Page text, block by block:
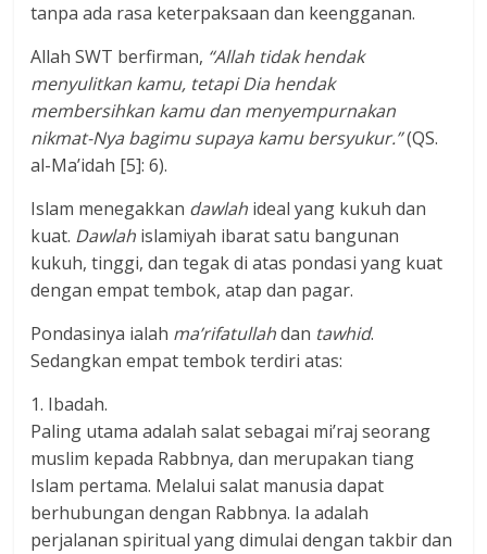
tanpa ada rasa keterpaksaan dan keengganan.
Allah SWT berfirman, “Allah tidak hendak
menyulitkan kamu, tetapi Dia hendak
membersihkan kamu dan menyempurnakan
nikmat-Nya bagimu supaya kamu bersyukur.”(QS.
al-Ma’idah [5]: 6).
Islam menegakkan dawlah ideal yang kukuh dan
kuat. Dawlah islamiyah ibarat satu bangunan
kukuh, tinggi, dan tegak di atas pondasi yang kuat
dengan empat tembok, atap dan pagar.
Pondasinya ialah ma’rifatullahdan tawhid.
Sedangkan empat tembok terdiri atas:
1. Ibadah.
Paling utama adalah salat sebagai mi’raj seorang
muslim kepada Rabbnya, dan merupakan tiang
Islam pertama. Melalui salat manusia dapat
berhubungan dengan Rabbnya. Ia adalah
perjalanan spiritual yang dimulai dengan takbir dan